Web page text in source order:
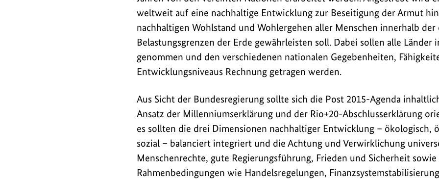
den
BMZ
und
BMU
vorgelegten
"Die
Post
2015-
Agenda
für
nachhaltige
weltweit auf eine nachhaltige Entwicklung zur Beseitigung der Armut
nachhaltigen Wohlstand und Wohlergehen aller Menschen innerhalb der
Belastungsgrenzen der Erde gewährleisten soll. Dabei sollen alle Länder
genommen und den verschiedenen nationalen Gegebenheiten,
Entwicklungsniveaus Rechnung getragen werden.
Aus Sicht der Bundesregierung sollte sich die Post 2015-Agenda
Ansatz der Millenniumserklärung und der Rio+20-Abschlusserklärung
es sollten die drei Dimensionen nachhaltiger Entwicklung – ökologisch,
sozial – balanciert integriert und die Achtung und Verwirklichung
Menschenrechte, gute Regierungsführung, Frieden und Sicherheit sowie
Rahmenbedingungen wie Handelsregelungen,